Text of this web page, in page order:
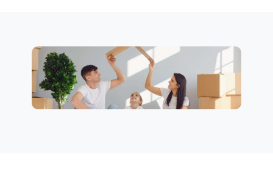
Privatumzug
Wolfsberg
Tresortransport